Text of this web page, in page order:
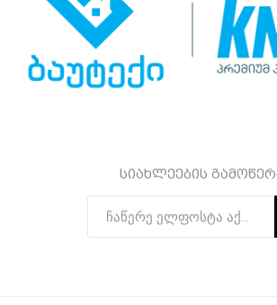
სიახლეების